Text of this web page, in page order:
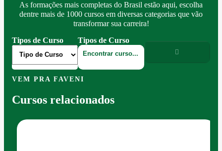
As formações mais completas do Brasil estão aqui, escolha
dentre mais de 1000 cursos em diversas categorias que vão
transformar sua carreira!
Tipos de Curso
Tipos de Curso
VEM PRA FAVENI
Cursos relacionados